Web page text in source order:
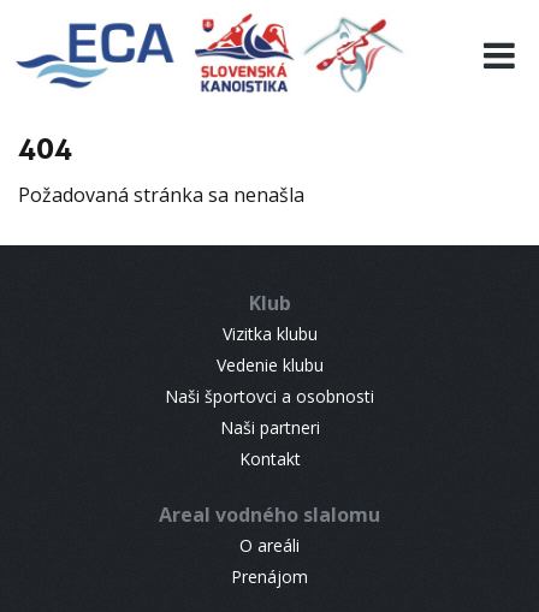
404
Požadovaná stránka sa nenašla
Klub
Vizitka klubu
Vedenie klubu
Naši športovci a osobnosti
Naši partneri
Kontakt
Areal vodného slalomu
O areáli
Prenájom
EURO 19
INFO
RESULTS
CONTACT